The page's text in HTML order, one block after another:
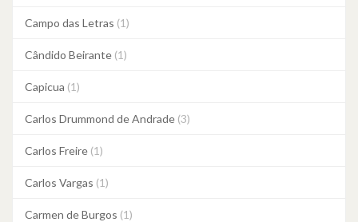
Campo das Letras (1)
Cândido Beirante (1)
Capicua (1)
Carlos Drummond de Andrade (3)
Carlos Freire (1)
Carlos Vargas (1)
Carmen de Burgos (1)